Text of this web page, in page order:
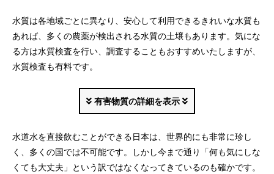
水質は各地域ごとに異なり、安心して利用できるきれいな水質も
あれば、多くの農薬が検出される水質の土壌もあります。気にな
る方は水質検査を行い、調査することもおすすめいたしますが、
水質検査も有料です。
有害物質の詳細を表示
水道水を直接飲むことができる日本は、世界的にも非常に珍し
く、多くの国では不可能です。しかし今まで通り「何も気にしな
くても大丈夫」という訳ではなくなってきているのも確かです。